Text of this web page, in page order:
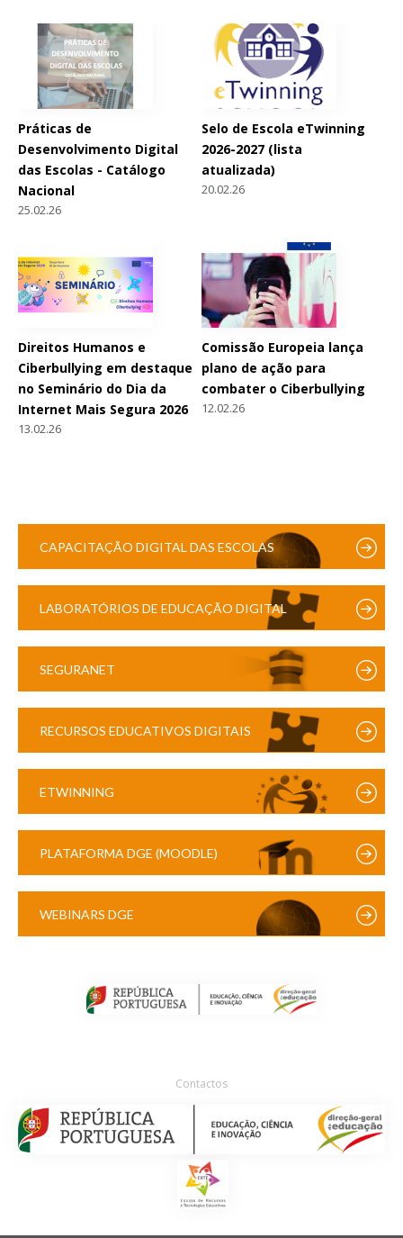
Práticas de
Desenvolvimento Digital
das Escolas - Catálogo
Nacional
25.02.26
Selo de Escola eTwinning
2026-2027 (lista
atualizada)
20.02.26
Direitos Humanos e
Ciberbullying em destaque
no Seminário do Dia da
Internet Mais Segura 2026
13.02.26
Comissão Europeia lança
plano de ação para
combater o Ciberbullying
12.02.26
CAPACITAÇÃO DIGITAL DAS ESCOLAS
LABORATÓRIOS DE EDUCAÇÃO DIGITAL
SEGURANET
RECURSOS EDUCATIVOS DIGITAIS
ETWINNING
PLATAFORMA DGE (MOODLE)
WEBINARS DGE
Contactos